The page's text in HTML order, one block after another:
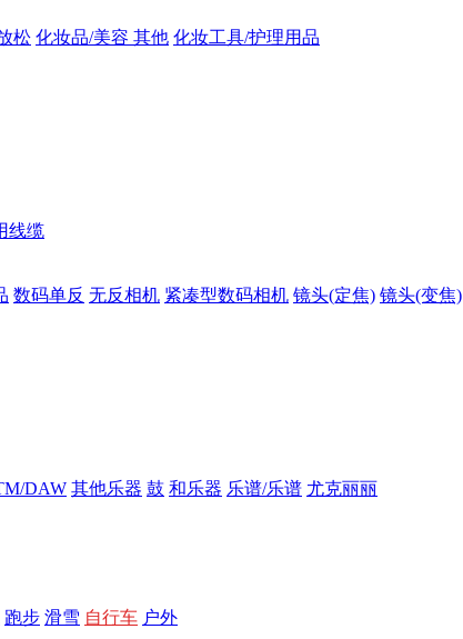
松 化妆品/美容 其他 化妆工具/护理用品
线缆
数码单反 无反相机 紧凑型数码相机 镜头(定焦) 镜头(变焦)
DAW 其他乐器 鼓 和乐器 乐谱/乐谱 尤克丽丽
跑步 滑雪 自行车 户外